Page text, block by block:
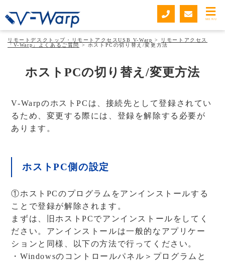
MENU
リモートデスクトップ・リモートアクセスUSB V-Warp >
リモートアクセス
「V-Warp」よくあるご質問
> ホストPCの切り替え/変更方法
ホストPCの切り替え/変更方法
V-WarpのホストPCは、接続先として登録されてい
るため、変更する際には、登録を解除する必要が
あります。
ホストPC側の設定
①ホストPCのプログラムをアンインストールする
ことで登録が解除されます。
まずは、旧ホストPCでアンインストールをしてく
ださい。アンインストールは一般的なアプリケー
ションと同様、以下の方法で行ってください。
・Windowsのコントロールパネル＞プログラムと